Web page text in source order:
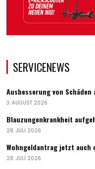
SERVICENEWS
Ausbesserung von
3. AUGUST 2026
Blauzungenkrankheit
28. JULI 2026
Wohngeldantrag jetzt auch
28. JULI 2026